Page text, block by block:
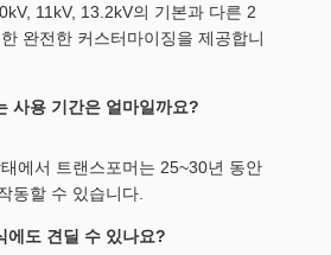
11kV, 13.2kV의 기본과 다른 2
완전한 커스터마이징을 제공합니
사용 기간은 얼마일까요?
에서 트랜스포머는 25~30년 동안
동할 수 있습니다.
에도 견딜 수 있나요?